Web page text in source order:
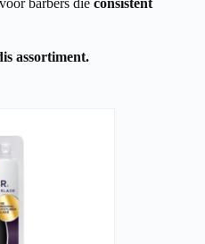
barbers die consistent
assortiment.